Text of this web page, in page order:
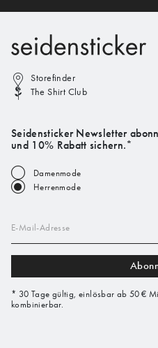
Storefinder
The Shirt Club
Seidensticker Newsletter
und 10% Rabatt sichern.*
Damenmode
Herrenmode
E-Mail-Adresse
* 30 Tage gültig, einlösbar ab 50 €
kombinierbar.